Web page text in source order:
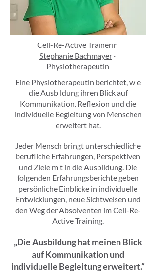
Cell-Re-Active Trainerin
Stephanie Bachmayer ·
Physiotherapeutin
Eine Physiotherapeutin berichtet, wie
die Ausbildung ihren Blick auf
Kommunikation, Reflexion und die
individuelle Begleitung von Menschen
erweitert hat.
Jeder Mensch bringt unterschiedliche
berufliche Erfahrungen, Perspektiven
und Ziele mit in die Ausbildung. Die
folgenden Erfahrungsberichte geben
persönliche Einblicke in individuelle
Entwicklungen, neue Sichtweisen und
den Weg der Absolventen im Cell-Re-
Active Training.
„Die Ausbildung hat meinen Blick
auf Kommunikation und
individuelle Begleitung erweitert.“